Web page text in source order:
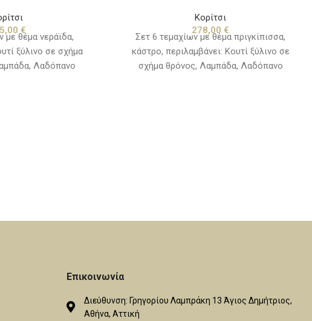
€
με θέμα νεράϊδα,
ξύλινο σε σχήμα
Λαδόπανο
Κορίτσι
278,00 €
Σετ 6 τεμαχίων με θέμα πριγκίπισσα,
κάστρο, περιλαμβάνει: Κουτί ξύλινο σε
σχήμα θρόνος, Λαμπάδα, Λαδόπανο
Επικοινωνία
Διεύθυνση: Γρηγορίου Λαμπράκη 13 Άγιος Δημήτριος,
Αθήνα, Αττική